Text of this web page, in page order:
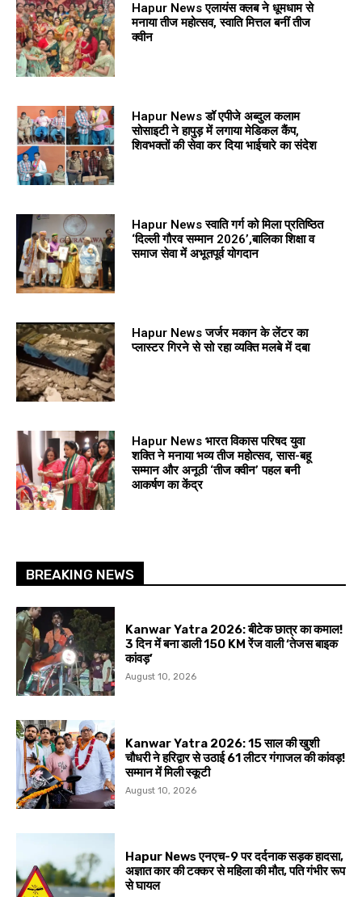
Hapur News एलायंस क्लब ने धूमधाम से
मनाया तीज महोत्सव, स्वाति मित्तल बनीं तीज
क्वीन
Hapur News डॉ एपीजे अब्दुल कलाम
सोसाइटी ने हापुड़ में लगाया मेडिकल कैंप,
शिवभक्तों की सेवा कर दिया भाईचारे का संदेश
Hapur News स्वाति गर्ग को मिला प्रतिष्ठित
‘दिल्ली गौरव सम्मान 2026’,बालिका शिक्षा व
समाज सेवा में अभूतपूर्व योगदान
Hapur News जर्जर मकान के लेंटर का
प्लास्टर गिरने से सो रहा व्यक्ति मलबे में दबा
Hapur News भारत विकास परिषद युवा
शक्ति ने मनाया भव्य तीज महोत्सव, सास-बहू
सम्मान और अनूठी ‘तीज क्वीन’ पहल बनी
आकर्षण का केंद्र
BREAKING NEWS
Kanwar Yatra 2026: बीटेक छात्र का कमाल!
3 दिन में बना डाली 150 KM रेंज वाली ‘तेजस बाइक
कांवड़’
August 10, 2026
Kanwar Yatra 2026: 15 साल की खुशी
चौधरी ने हरिद्वार से उठाई 61 लीटर गंगाजल की कांवड़!
सम्मान में मिली स्कूटी
August 10, 2026
Hapur News एनएच-9 पर दर्दनाक सड़क हादसा,
अज्ञात कार की टक्कर से महिला की मौत, पति गंभीर रूप
से घायल